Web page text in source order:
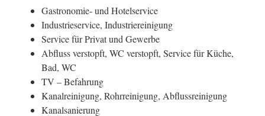
Gastronomie- und Hotelservice
Industrieservice, Industriereinigung
Service für Privat und Gewerbe
Abfluss verstopft, WC verstopft, Service für Küche,
Bad, WC
TV – Befahrung
Kanalreinigung, Rohrreinigung, Abflussreinigung
Kanalsanierung